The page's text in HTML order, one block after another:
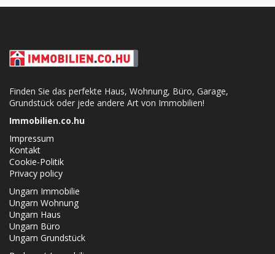
Finden Sie das perfekte Haus, Wohnung, Büro, Garage,
Grundstück oder jede andere Art von Immobilien!
Immobilien.co.hu
Impressum
Kontakt
Cookie-Politik
Privacy policy
Ungarn Immobilie
Ungarn Wohnung
Ungarn Haus
Ungarn Büro
Ungarn Grundstück